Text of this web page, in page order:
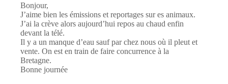
Bonjour,
J’aime bien les émissions et reportages sur es animaux.
J’ai la crève alors aujourd’hui repos au chaud enfin
devant la télé.
Il y a un manque d’eau sauf par chez nous où il pleut et
vente. On est en train de faire concurrence à la
Bretagne.
Bonne journée